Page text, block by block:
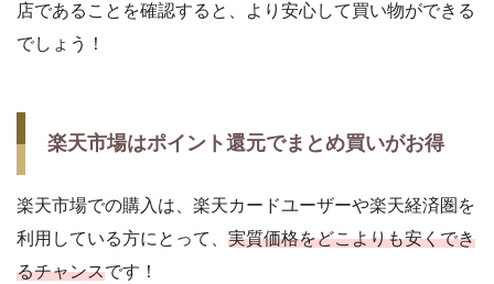
店であることを確認すると、より安心して買い物ができる
でしょう！
楽天市場はポイント還元でまとめ買いがお得
楽天市場での購入は、楽天カードユーザーや楽天経済圏を
利用している方にとって、 実質価格をどこよりも安くでき
るチャンスです！